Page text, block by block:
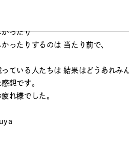
ったり
ったりするのは 当たり前で、
ている人たちは 結果はどうあれみ
想です。
れ様でした。